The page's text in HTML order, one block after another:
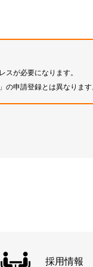
スが必要になります。
」の申請登録とは異なります
採用情報